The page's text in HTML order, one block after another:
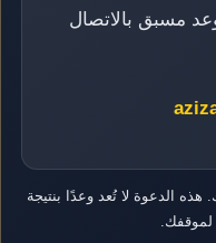
موعد مسبق بالاتصال
الدعوة لا تُعد وعدًا بنتيجة
لموقفك.